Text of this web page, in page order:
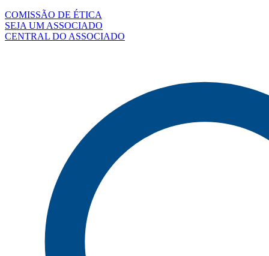
COMISSÃO DE ÉTICA
SEJA UM ASSOCIADO
CENTRAL DO ASSOCIADO